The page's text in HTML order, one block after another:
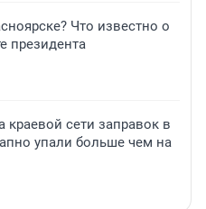
Что известно о
президента
сети заправок в
упали больше чем на